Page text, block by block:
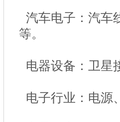
汽车电子：汽车
等。
电器设备：卫星
电子行业：电源